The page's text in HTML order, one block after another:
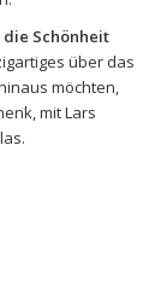
die Schönheit
über das
möchten,
mit Lars